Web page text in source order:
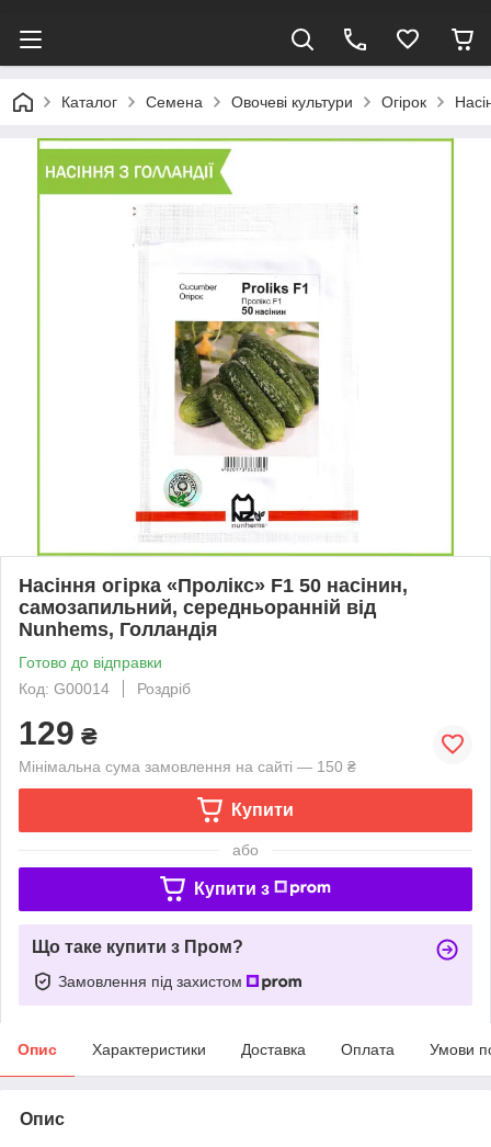
Каталог Семена Овочеві культури Огірок
Насіння огірка «Пролікс» F1 50 насінин,
самозапильний, середньоранній від
Nunhems, Голландія
Готово до відправки
Код: G00014
Роздріб
129 ₴
Мінімальна сума замовлення на сайті — 150 ₴
Купити
або
Купити з
Що таке купити з Пром?
Замовлення під захистом
Опис Характеристики Доставка Оплата Умови
Опис